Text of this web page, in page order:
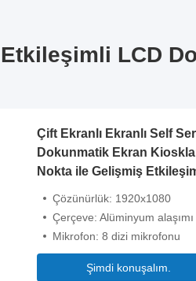
LCD
Çift Ekranlı Ekranlı Self
Dokunmatik Ekran
Nokta ile Gelişmiş
Çözünürlük: 1920x1080
Çerçeve: Alüminyum alaşımı
Mikrofon: 8 dizi mikrofonu
Şimdi konuşalım.